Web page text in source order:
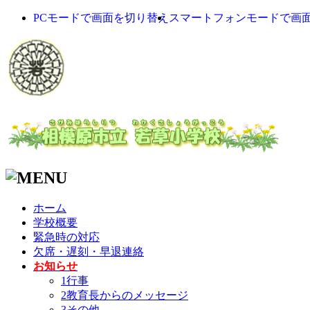
PCモードで画面を切り替え スマートフォンモードで画
ホーム
学校概要
緊急時の対応
欠席・遅刻・早退連絡
お知らせ
1行事
2教育長からのメッセージ